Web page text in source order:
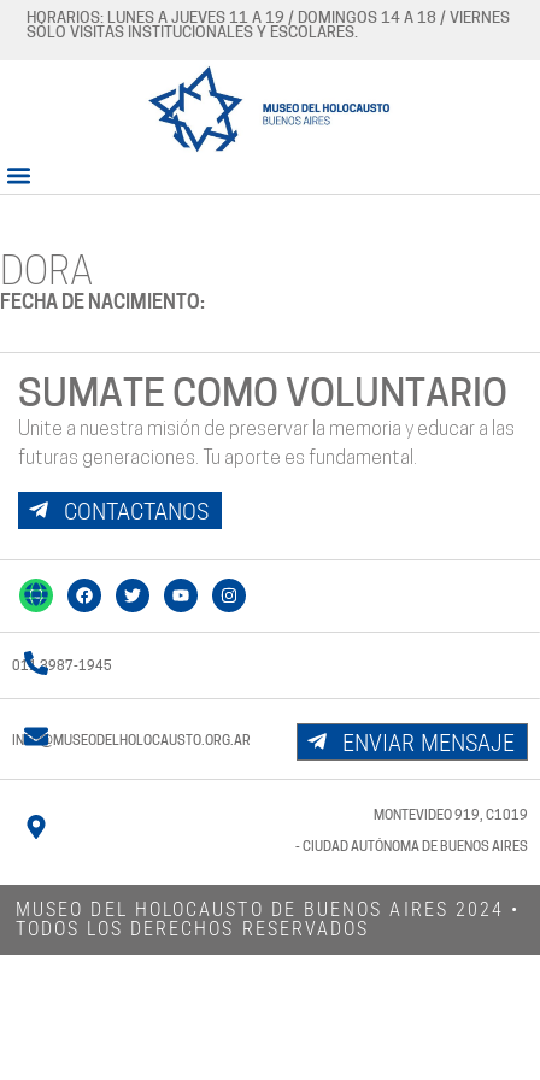
HORARIOS: LUNES A JUEVES 11 A 19 / DOMINGOS 14 A 18 / VIERNES
SÓLO VISITAS INSTITUCIONALES Y ESCOLARES.
DORA
FECHA DE NACIMIENTO:
SUMATE COMO VOLUNTARIO
Unite a nuestra misión de preservar la memoria y educar a las
futuras generaciones. Tu aporte es fundamental.
CONTACTANOS
011 3987-1945
INFO@MUSEODELHOLOCAUSTO.ORG.AR ENVIAR MENSAJE
MONTEVIDEO 919, C1019
- CIUDAD AUTÓNOMA DE BUENOS AIRES
MUSEO DEL HOLOCAUSTO DE BUENOS AIRES 2024​ •
TODOS LOS DERECHOS RESERVADOS